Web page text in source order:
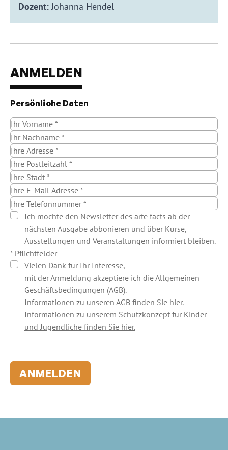
Dozent:Johanna Hendel
ANMELDEN
Persönliche Daten
Ich möchte den Newsletter des arte facts ab der
nächsten Ausgabe abbonieren und über Kurse,
Ausstellungen und Veranstaltungen informiert bleiben.
* Pflichtfelder
Vielen Dank für Ihr Interesse,
mit der Anmeldung akzeptiere ich die Allgemeinen
Geschäftsbedingungen (AGB).
Informationen zu unseren AGB finden Sie hier.
Informationen zu unserem Schutzkonzept für Kinder
und Jugendliche finden Sie hier.
ANMELDEN